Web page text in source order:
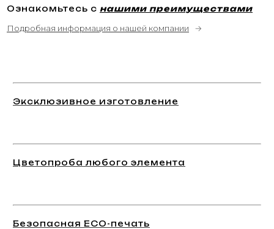
Ознакомьтесь с нашими преимуществами
Подробная информация о нашей компании →
Эксклюзивное изготовление
Цветопроба любого элемента
Безопасная ECO-печать